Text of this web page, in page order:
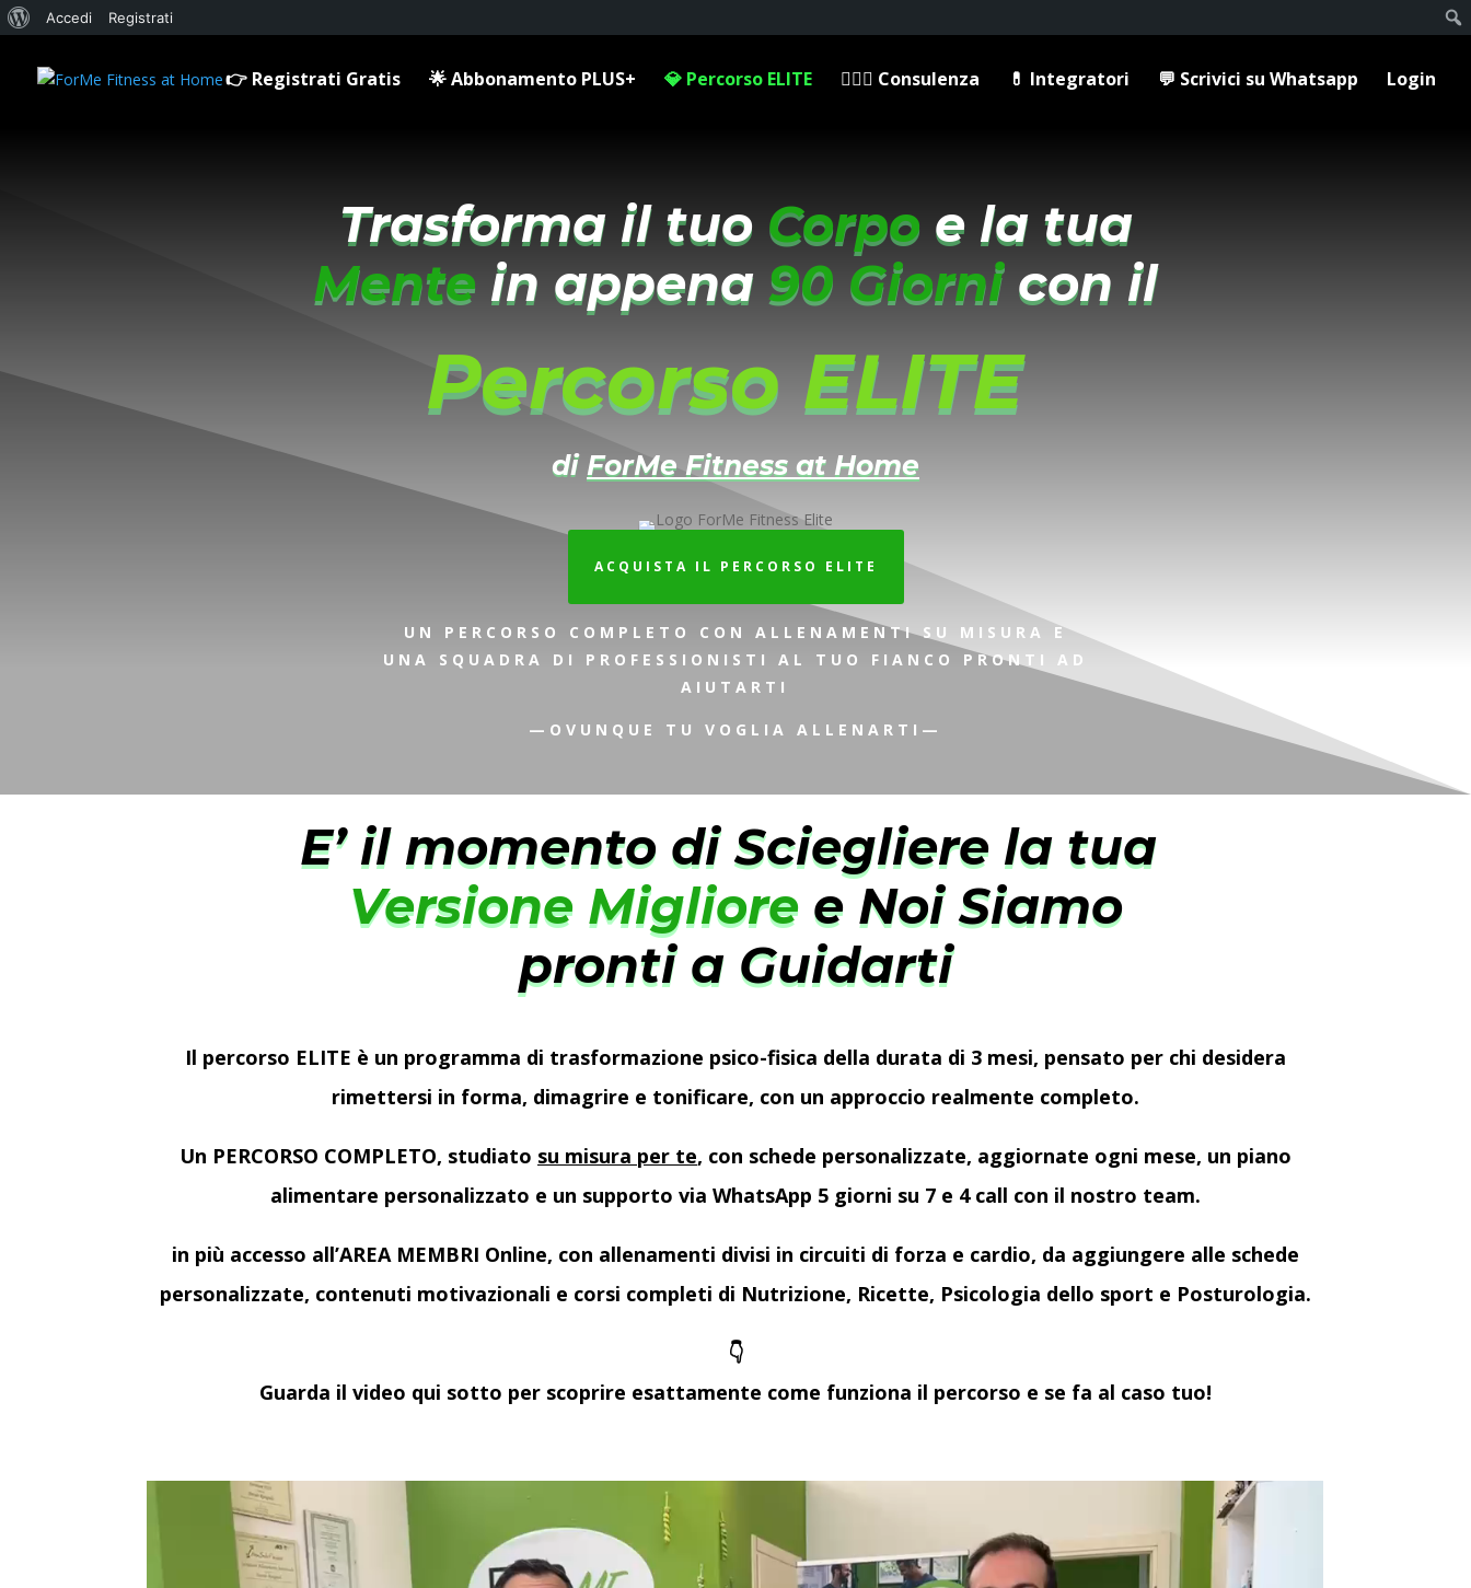
👉 Registrati Gratis 🌟 Abbonamento PLUS+ 💎 Percorso ELITE 👩🏻‍⚕️ Consulenza 💊 Integratori 💬 Scrivici su Whatsapp Login
Trasforma il tuo Corpo e la tua
Mente in appena 90 Giornicon il
Percorso ELITE
di ForMe Fitness at Home
ACQUISTA IL PERCORSO ELITE
UN PERCORSO COMPLETO CON ALLENAMENTI SU MISURA E
UNA SQUADRA DI PROFESSIONISTI AL TUO FIANCO PRONTI AD
AIUTARTI
—OVUNQUE TU VOGLIA ALLENARTI—
E’ il momento di Sciegliere la tua
Versione Migliore e Noi Siamo
pronti a Guidarti
Il percorso ELITE è un programma di trasformazione psico-fisica della durata di 3 mesi, pensato per chi desidera
rimettersi in forma, dimagrire e tonificare, con un approccio realmente completo.
Un PERCORSO COMPLETO, studiato su misura per te, con schede personalizzate, aggiornate ogni mese, un piano
alimentare personalizzato e un supporto via WhatsApp 5 giorni su 7 e 4 call con il nostro team.
in più accesso all’AREA MEMBRI Online, con allenamenti divisi in circuiti di forza e cardio, da aggiungere alle schede
personalizzate, contenuti motivazionali e corsi completi di Nutrizione, Ricette, Psicologia dello sport e Posturologia.
👇
Guarda il video qui sotto per scoprire esattamente come funziona il percorso e se fa al caso tuo!
Informazioni
WordPress
Accedi Registrati